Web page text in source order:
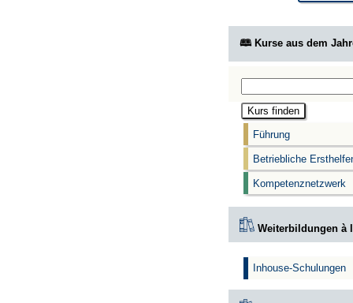
🕮 Kurse aus dem
Führung
Betriebliche
Kompetenznetzwerk
Weiterbildungen à
Inhouse-Schulungen